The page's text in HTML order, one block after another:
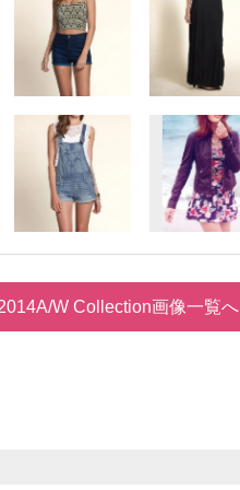
W Collection画像一覧へ